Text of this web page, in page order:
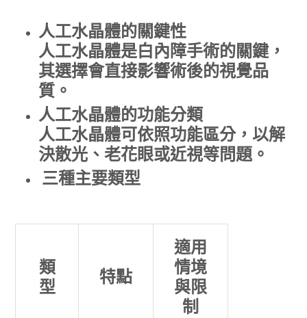
人工水晶體的關鍵性
人工水晶體是白內障手術的關鍵，
其選擇會直接影響術後的視覺品
質。
人工水晶體的功能分類
人工水晶體可依照功能區分，以解
決散光、老花眼或近視等問題。
三種主要類型
類
型
特點
適用
情境
與限
制